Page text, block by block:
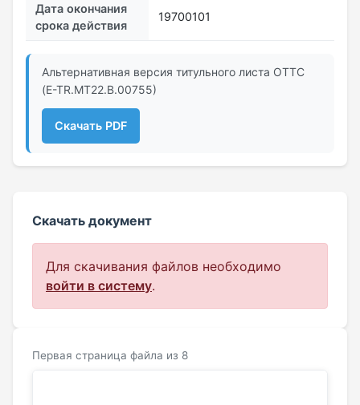
Дата окончания
срока действия
19700101
Альтернативная версия титульного листа ОТТС
(E-TR.MT22.В.00755)
Скачать PDF
Скачать документ
Для скачивания файлов необходимо
войти в систему.
Первая страница файла из 8